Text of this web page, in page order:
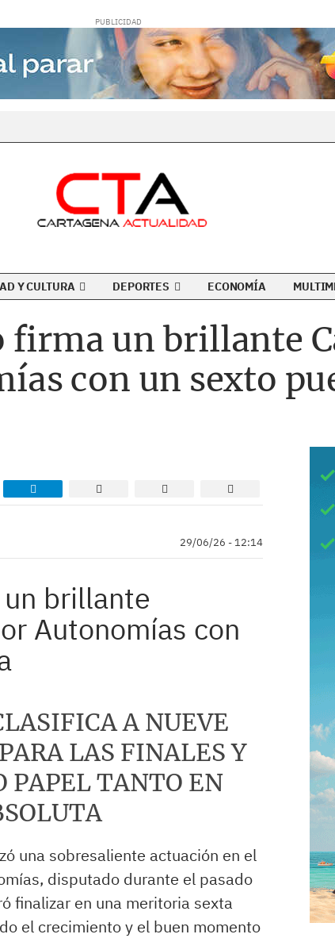
Y CULTURA DEPORTES ECONOMÍA
un brillante
con un sexto
29/06/26 - 12:14
brillante
Autonomías con
A NUEVE
LAS FINALES Y
PAPEL TANTO EN
una sobresaliente actuación en el
disputado durante el pasado
finalizar en una meritoria sexta
el crecimiento y el buen momento